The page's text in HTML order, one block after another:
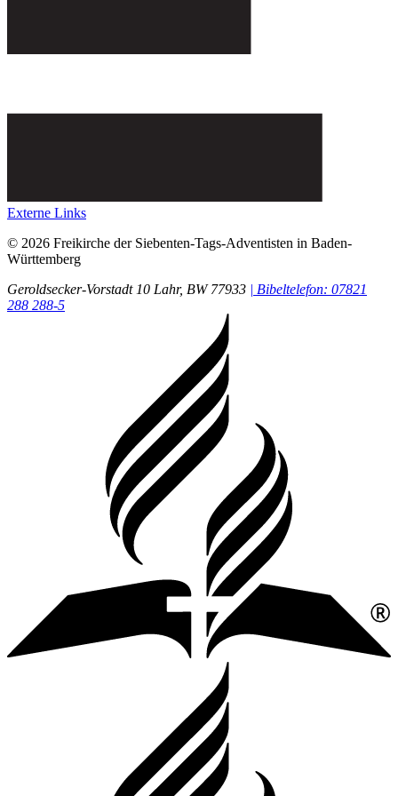
Externe Links
© 2026 Freikirche der Siebenten-Tags-Adventisten in Baden-
Württemberg
Geroldsecker-Vorstadt 10 Lahr, BW 77933 | Bibeltelefon: 07821
288 288-5